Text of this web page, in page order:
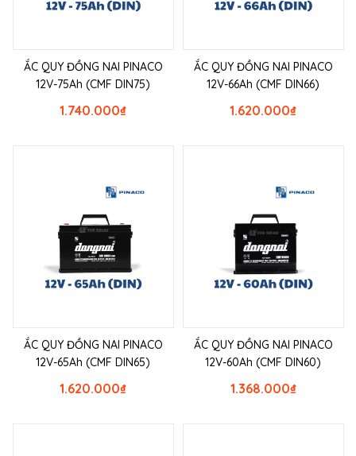
ẮC QUY ĐỒNG NAI PINACO
12V-75Ah (CMF DIN75)
₫
1.740.000
ẮC QUY ĐỒNG NAI PINACO
12V-66Ah (CMF DIN66)
₫
1.620.000
ẮC QUY ĐỒNG NAI PINACO
12V-65Ah (CMF DIN65)
₫
1.620.000
ẮC QUY ĐỒNG NAI PINACO
12V-60Ah (CMF DIN60)
₫
1.368.000